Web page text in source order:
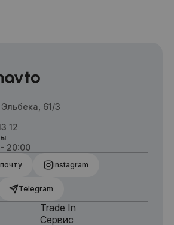
61/3
12
20:00
Trade In
Сервис
instagram
Telegram